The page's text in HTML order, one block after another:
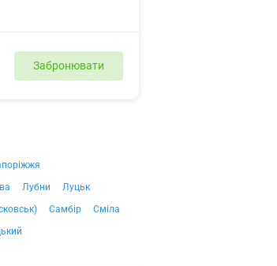
Забронювати
Лубни
Луцьк
Самбір
Сміла